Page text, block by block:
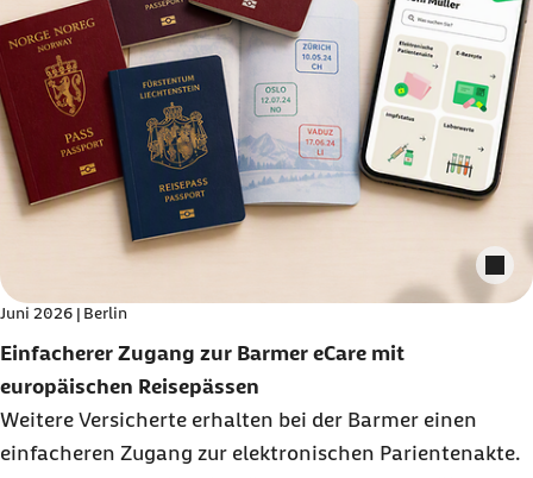
mit
Juni 2026 | Berlin
Einfacherer Zugang zur Barmer eCare mit
europäischen Reisepässen
Weitere Versicherte erhalten bei der Barmer einen
einfacheren Zugang zur elektronischen Parientenakte.